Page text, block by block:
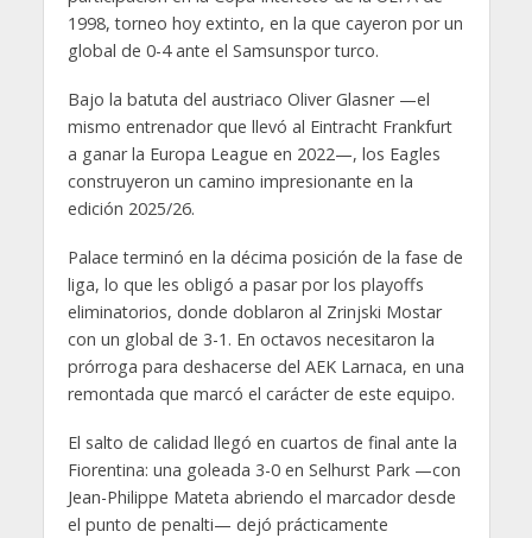
1998, torneo hoy extinto, en la que cayeron por un
global de 0-4 ante el Samsunspor turco.
Bajo la batuta del austriaco Oliver Glasner —el
mismo entrenador que llevó al Eintracht Frankfurt
a ganar la Europa League en 2022—, los Eagles
construyeron un camino impresionante en la
edición 2025/26.
Palace terminó en la décima posición de la fase de
liga, lo que les obligó a pasar por los playoffs
eliminatorios, donde doblaron al Zrinjski Mostar
con un global de 3-1. En octavos necesitaron la
prórroga para deshacerse del AEK Larnaca, en una
remontada que marcó el carácter de este equipo.
El salto de calidad llegó en cuartos de final ante la
Fiorentina: una goleada 3-0 en Selhurst Park —con
Jean-Philippe Mateta abriendo el marcador desde
el punto de penalti— dejó prácticamente